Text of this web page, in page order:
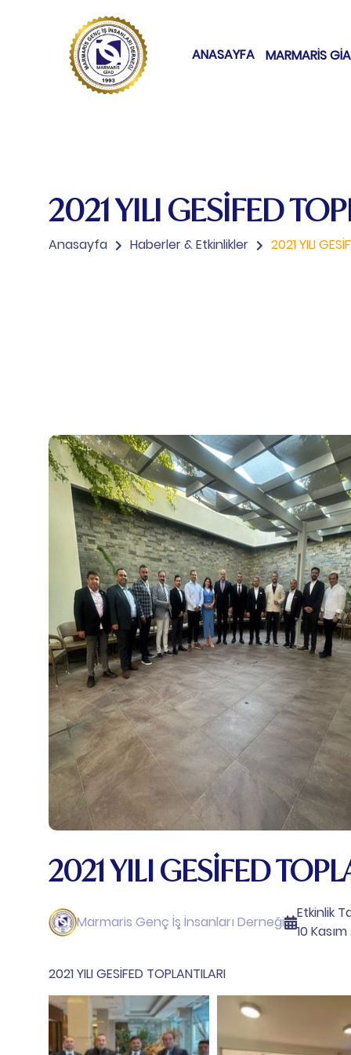
ANASAYFA MARMARİS
2021 YILI GESİFED
Anasayfa Haberler & Etkinlikler 2021 YILI
2021 YILI GESİFED
Marmaris Genç İş İnsanları Derneği
Etkinlik
10 Kasım
2021 YILI GESİFED TOPLANTILARI